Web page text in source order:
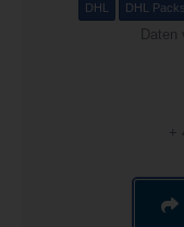
DHL DHL
Daten
+